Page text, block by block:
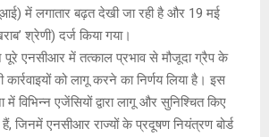
में लगातार बढ़त देखी जा रही है और 19 मई
श्रेणी) दर्ज किया गया।
पूरे एनसीआर में तत्काल प्रभाव से मौजूदा ग्रैप के
को लागू करने का निर्णय लिया है। इस
विभिन्न एजेंसियों द्वारा लागू और सुनिश्चित किए
जिनमें एनसीआर राज्यों के प्रदूषण नियंत्रण बोर्ड